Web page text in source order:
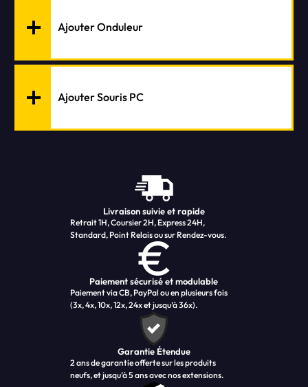
Ajouter Onduleur
Ajouter Souris PC
Livraison suivie et rapide
Retrait 1H, Coursier 2H, Express 24H,
Standard, Point Relais ou sur Rendez-vous.
Paiement sécurisé et modulable
Paiement via CB, PayPal ou en plusieurs fois
(3x, 4x, 10x, 12x, 24x et jusqu’à 36x).
Garantie Étendue
2 ans de garantie offerte sur les produits
neufs, et jusqu’à 5 ans avec nos extensions.